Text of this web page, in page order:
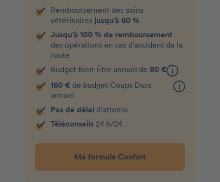
Remboursement des soins
vétérinaires jusqu’à 60 %
Jusqu'à 100 % de remboursement
des opérations en cas d'accident de la
route
Budget Bien-Être annuel de80 €
160 € de budget Coups Durs
annuel
Pas de délai d’attente
Téléconseils 24 h/24
Ma formule Confort